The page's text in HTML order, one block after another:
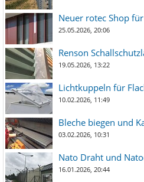
Neuer rotec Shop
25.05.2026, 20:06
Renson
19.05.2026, 13:22
Lichtkuppeln für
10.02.2026, 11:49
Bleche biegen und
03.02.2026, 10:31
Nato Draht und
16.01.2026, 20:44